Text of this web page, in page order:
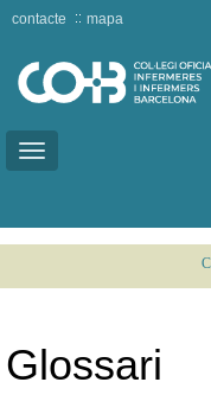
Toggle
contacte mapa
Glossari